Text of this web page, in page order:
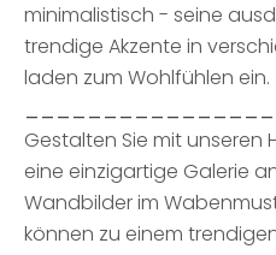
minimalistisch - seine
trendige Akzente in
laden zum Wohlfühlen ein.
Gestalten Sie mit
eine einzigartige Galerie
Wandbilder im
können zu einem